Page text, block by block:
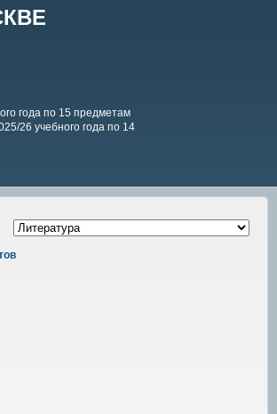
года по 15 предметам
26 учебного года по 14